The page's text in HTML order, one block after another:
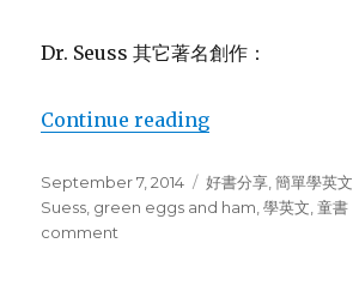
Dr. Seuss 其它著名創作：
Continue reading
Posted
on
September 7, 2014 Categories
好書分享,簡單學英文
Suess, green eggs and ham,學英文,童書
comment